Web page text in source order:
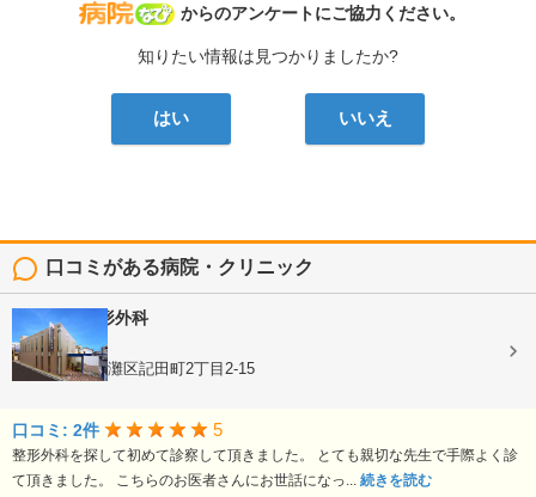
病院なび
からのアンケートにご協力ください。
知りたい情報は見つかりましたか?
はい いいえ
口コミがある病院・クリニック
くずはら整形外科
整形外科
兵庫県神戸市灘区記田町2丁目2-15
口コミ: 2件 5
整形外科を探して初めて診察して頂きました。 とても親切な先生で手際よく診
て頂きました。 こちらのお医者さんにお世話になっ... 続きを読む